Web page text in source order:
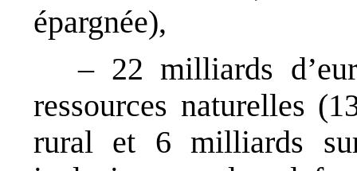
épargnée),
– 22 milliards
ressources naturelles
rural et 6 milliards